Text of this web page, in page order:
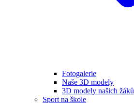
Fotogalerie
Naše 3D modely
3D modely našich žáků
Sport na škole